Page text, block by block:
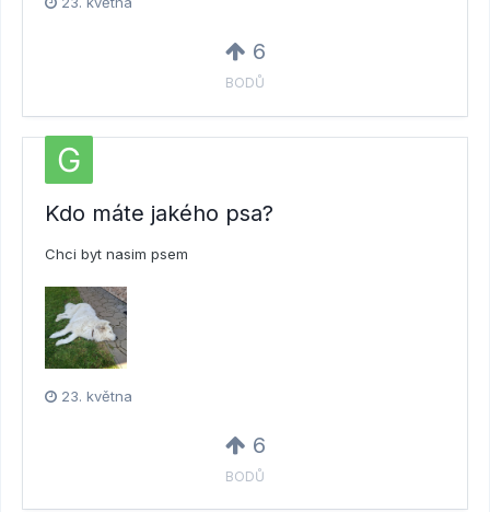
6
BODŮ
Kdo máte jakého psa?
Chci byt nasim psem
23. května
6
BODŮ